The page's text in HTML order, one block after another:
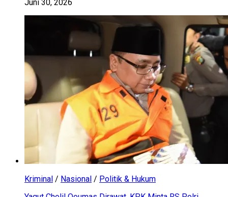
Juni 30, 2026
Kriminal / Nasional / Politik & Hukum